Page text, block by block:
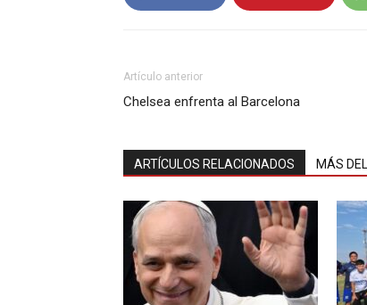
Artículo anterior
Chelsea enfrenta al Barcelona
ARTÍCULOS RELACIONADOS MÁS